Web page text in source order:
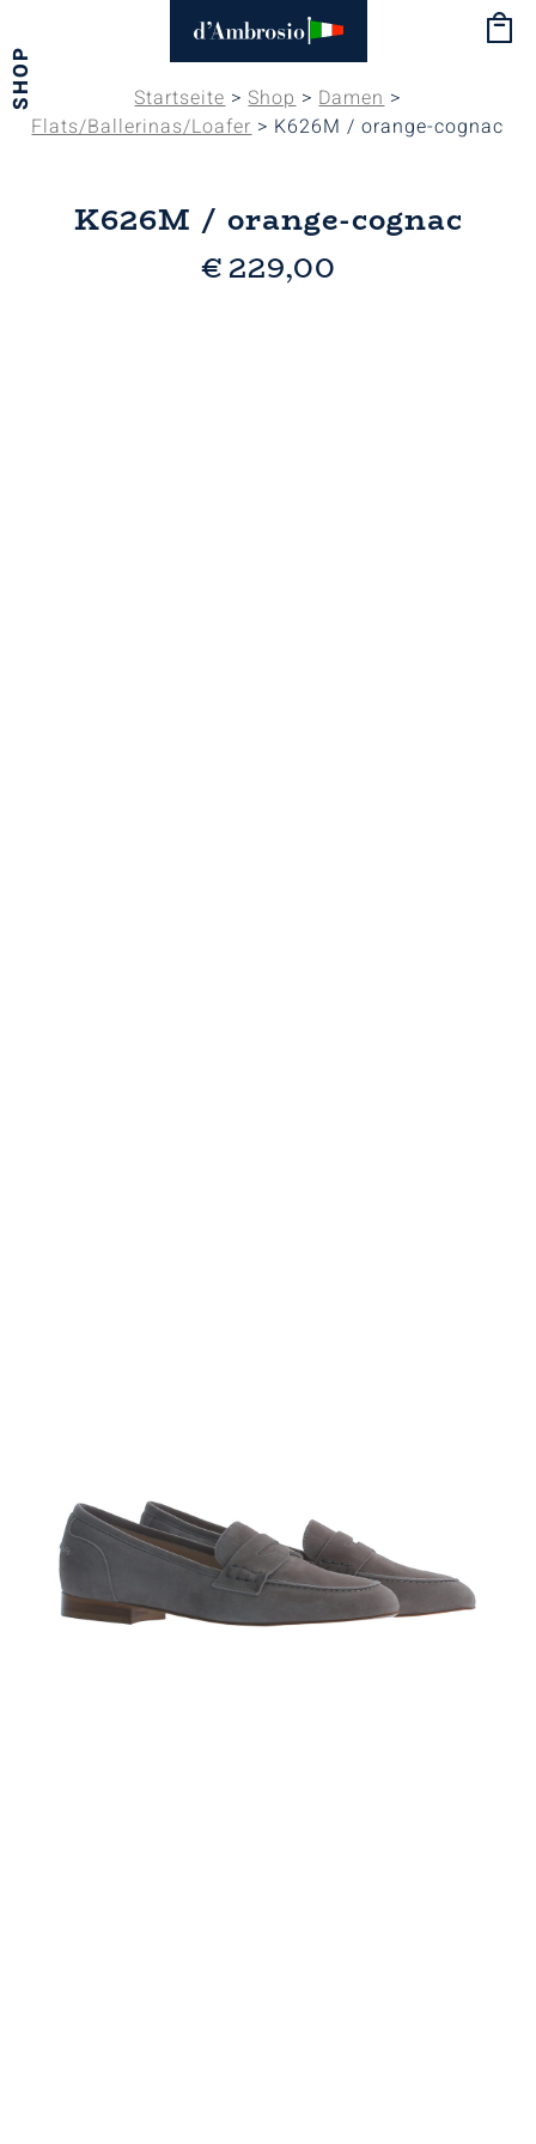
SHOP Startseite>Shop>Damen>
Flats/Ballerinas/Loafer> K626M / orange-cognac
K626M / orange-cognac
€229,00